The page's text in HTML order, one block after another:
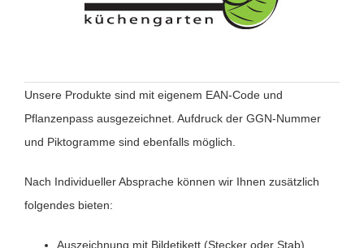
Unsere Produkte sind mit eigenem EAN-Code und
Pflanzenpass ausgezeichnet. Aufdruck der GGN-Nummer
und Piktogramme sind ebenfalls möglich.
Nach Individueller Absprache können wir Ihnen zusätzlich
folgendes bieten:
Auszeichnung mit Bildetikett (Stecker oder Stab)